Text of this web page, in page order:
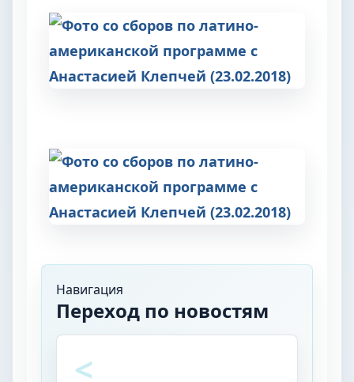
Навигация
Переход по новостям